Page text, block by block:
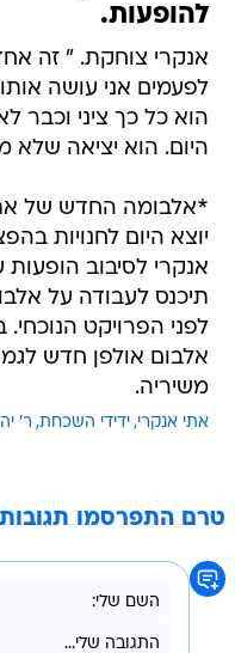
להופעות.
אנקרי צוחקת. " זה
לפעמים אני עושה
הוא כל כך ציני וכבר
היום. הוא יציאה שלא
*אלבומה החדש של
יוצא היום לחנויות
אנקרי לסיבוב
תיכנס לעבודה על
לפני הפרויקט
אלבום אולפן חדש
משיריה.
אתי אנקרי ידידי השכחת ר'
טרם התפרסמו תגובות